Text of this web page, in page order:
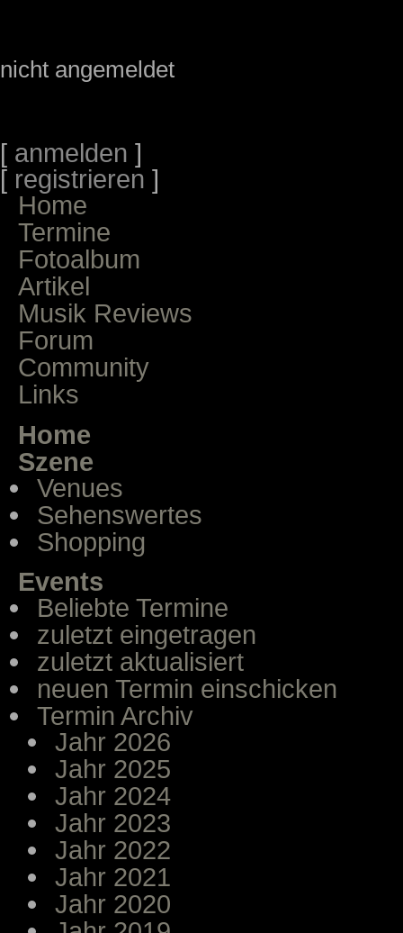
nicht angemeldet
[ anmelden ]
[ registrieren ]
Home
Termine
Fotoalbum
Artikel
Musik Reviews
Forum
Community
Links
Home
Szene
Venues
Sehenswertes
Shopping
Events
Beliebte Termine
zuletzt eingetragen
zuletzt aktualisiert
neuen Termin einschicken
Termin Archiv
Jahr 2026
Jahr 2025
Jahr 2024
Jahr 2023
Jahr 2022
Jahr 2021
Jahr 2020